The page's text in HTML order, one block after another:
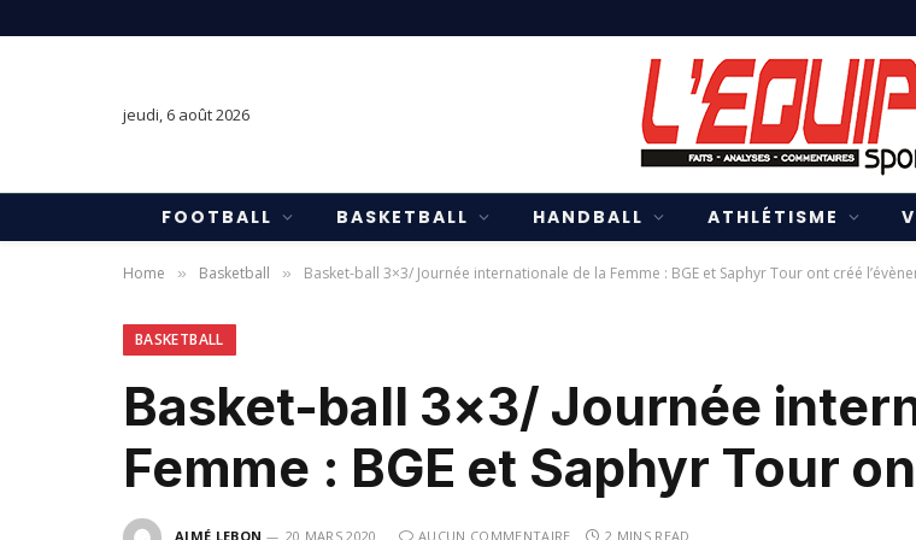
jeudi, 6 août 2026
FOOTBALL BASKETBALL HANDBALL ATHLÉTISME
Home » Basketball » Basket-ball 3×3/ Journée internationale de la Femme : BGE et Saphyr Tour ont créé
BASKETBALL
Basket-ball 3×3/ Journée
Femme : BGE et Saphyr Tour
AIMÉ LEBON 20 MARS 2020 AUCUN COMMENTAIRE 2 MINS READ